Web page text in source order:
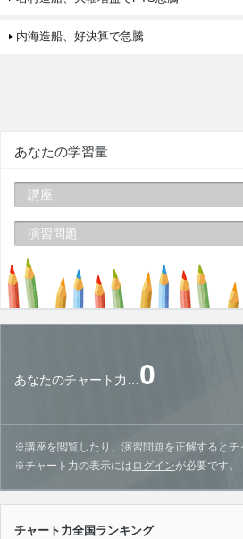
内海造船、好決算で急騰
あなたの学習量
講座
演習問題
あなたのチャート力… 0
※講座を閲覧したり、演習問題を正解するとチ
※チャート力の表示には ログインが必要です。
チャート力全国ランキング